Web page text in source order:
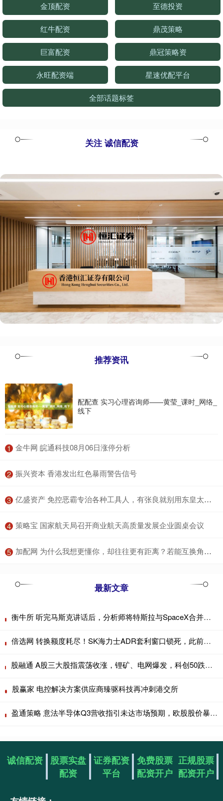
金顶配资 至德投资
红牛配资 鼎茂策略
巨富配资 鼎冠策略资
永旺配资端 星速优配平台
全部话题标签
关注 诚信配资
推荐资讯
配配查 实习心理咨询师——黄莹_课时_网络_
线下
1 ​金牛网 皖通科技08月06日涨停分析
2 ​振兴资本 香港发出红色暴雨警告信号
3 ​亿盛资产 免控恶霸专治各种工具人，有张良就别用东皇太一_控制_阵容_戈娅
4 ​策略宝 国家航天局召开商业航天高质量发展企业圆桌会议
5 ​加配网 为什么我想更懂你，却往往更有距离？若能互换角色，或能洞见真相_误会_换位_误解
最新文章
衡牛所 听完马斯克讲话后，分析师将特斯拉与SpaceX合并概率上调至90%
倍选网 转换额度耗尽！SK海力士ADR套利窗口锁死，此前价差一度高达51%
股融通 A股三大股指震荡收涨，锂矿、电网爆发，科创50跌近4%，半导体产业链齐跌，恒指涨超1%，科网股普涨
股赢家 电控解决方案供应商臻驱科技再冲刺港交所
盈通策略 意法半导体Q3营收指引未达市场预期，欧股股价暴跌17%｜财报见闻
诚信配资
股票实盘
配资
证券配资
平台
免费股票
配资开户
正规股票
配资开户